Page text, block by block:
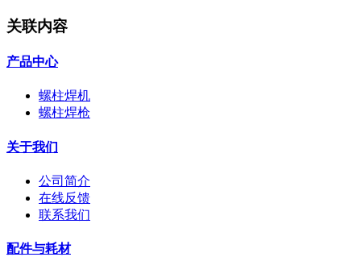
关联内容
产品中心
螺柱焊机
螺柱焊枪
关于我们
公司简介
在线反馈
联系我们
配件与耗材